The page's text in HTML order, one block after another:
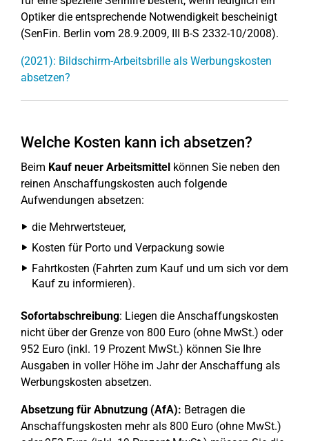
Optiker die entsprechende Notwendigkeit bescheinigt
(SenFin. Berlin vom 28.9.2009, III B-S 2332-10/2008).
(2021): Bildschirm-Arbeitsbrille als Werbungskosten
absetzen?
Welche Kosten kann ich absetzen?
Beim Kauf neuer Arbeitsmittel können Sie neben den
reinen Anschaffungskosten auch folgende
Aufwendungen absetzen:
die Mehrwertsteuer,
Kosten für Porto und Verpackung sowie
Fahrtkosten (Fahrten zum Kauf und um sich vor dem
Kauf zu informieren).
Sofortabschreibung: Liegen die Anschaffungskosten
nicht über der Grenze von 800 Euro (ohne MwSt.) oder
952 Euro (inkl. 19 Prozent MwSt.) können Sie Ihre
Ausgaben in voller Höhe im Jahr der Anschaffung als
Werbungskosten absetzen.
Absetzung für Abnutzung (AfA): Betragen die
Anschaffungskosten mehr als 800 Euro (ohne MwSt.)